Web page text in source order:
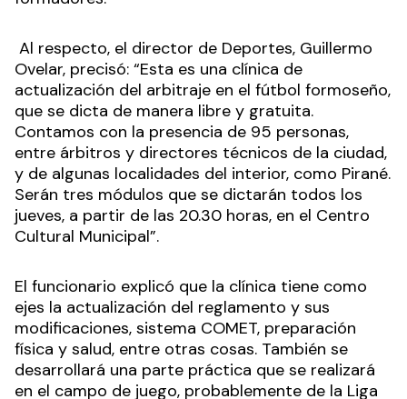
Al respecto, el director de Deportes, Guillermo
Ovelar, precisó: “Esta es una clínica de
actualización del arbitraje en el fútbol formoseño,
que se dicta de manera libre y gratuita.
Contamos con la presencia de 95 personas,
entre árbitros y directores técnicos de la ciudad,
y de algunas localidades del interior, como Pirané.
Serán tres módulos que se dictarán todos los
jueves, a partir de las 20.30 horas, en el Centro
Cultural Municipal”.
El funcionario explicó que la clínica tiene como
ejes la actualización del reglamento y sus
modificaciones, sistema COMET, preparación
física y salud, entre otras cosas. También se
desarrollará una parte práctica que se realizará
en el campo de juego, probablemente de la Liga